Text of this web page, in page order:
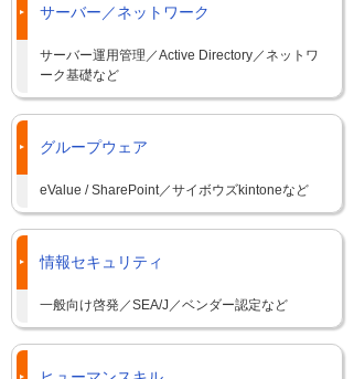
サーバー／ネットワーク
サーバー運用管理／Active Directory／ネットワ
ーク基礎など
グループウェア
eValue / SharePoint／サイボウズkintoneなど
情報セキュリティ
一般向け啓発／SEA/J／ベンダー認定など